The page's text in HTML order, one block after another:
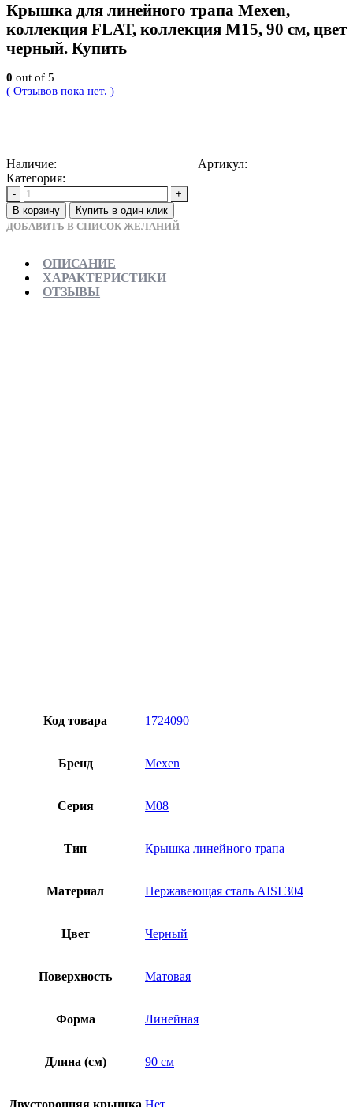
Крышка для линейного трапа Mexen,
коллекция FLAT, коллекция M15, 90 см, цвет
черный. Купить
0 out of 5
( Отзывов пока нет. )
Наличие: Артикул:
Категория:
-
+
В корзину
Купить в один клик
ДОБАВИТЬ В СПИСОК ЖЕЛАНИЙ
ОПИСАНИЕ
ХАРАКТЕРИСТИКИ
ОТЗЫВЫ
Код товара 1724090
Бренд Mexen
Серия M08
Тип Крышка линейного трапа
Материал Нержавеющая сталь AISI 304
Цвет Черный
Поверхность Матовая
Форма Линейная
Длина (см) 90 см